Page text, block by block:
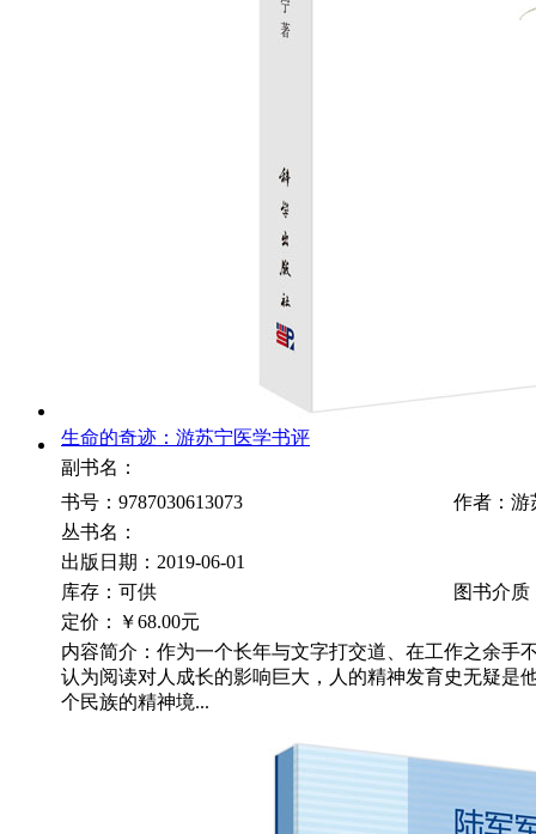
生命的奇迹：游苏宁医学书评
副书名：
书号：9787030613073
作者：游
丛书名：
出版日期：2019-06-01
库存：可供
图书介质
定价：
￥68.00元
内容简介：作为一个长年与文字打交道、在工作之余手
认为阅读对人成长的影响巨大，人的精神发育史无疑是
个民族的精神境...